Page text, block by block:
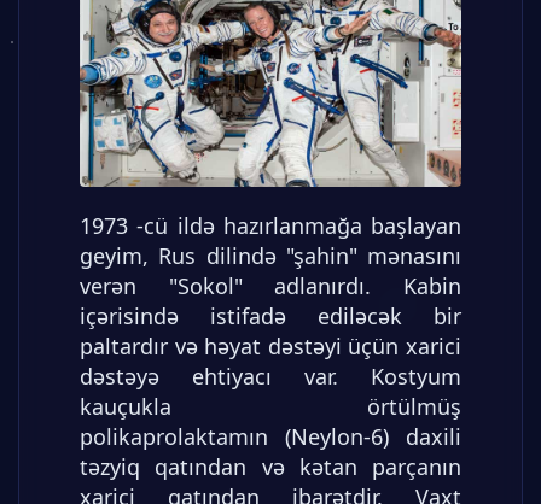
1973 -cü ildə hazırlanmağa başlayan
geyim, Rus dilində "şahin" mənasını
verən "Sokol" adlanırdı. Kabin
içərisində istifadə ediləcək bir
paltardır və həyat dəstəyi üçün xarici
dəstəyə ehtiyacı var. Kostyum
kauçukla örtülmüş
polikaprolaktamın (Neylon-6) daxili
təzyiq qatından və kətan parçanın
xarici qatından ibarətdir. Vaxt